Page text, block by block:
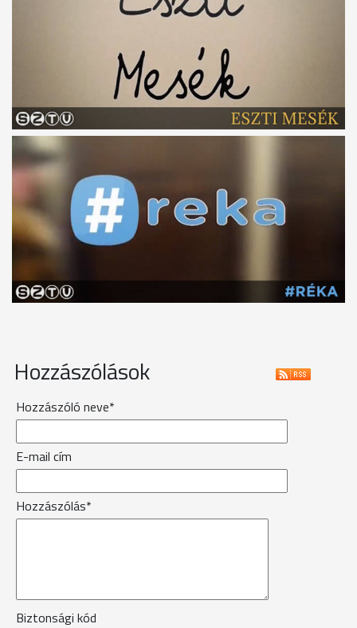
Hozzászólások
Hozzászóló neve*
E-mail cím
Hozzászólás*
Biztonsági kód